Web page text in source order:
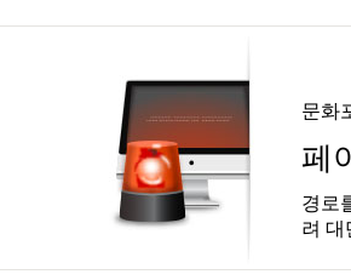
문화
페
경로
려 대